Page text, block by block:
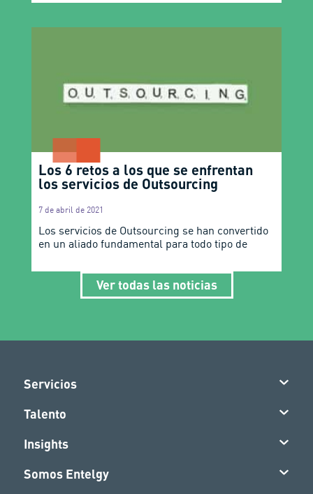
Los 6 retos a los que se enfrentan
los servicios de Outsourcing
7 de abril de 2021
Los servicios de Outsourcing se han convertido
en un aliado fundamental para todo tipo de
Ver todas las noticias
Servicios
Talento
Insights
Somos Entelgy